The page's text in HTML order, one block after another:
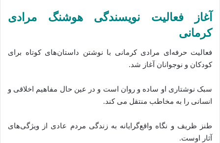
آغاز فعالیت نویسندگی هوشنگ مرادی
کرمانی
فعالیت حرفه‌ای مرادی کرمانی با نوشتن داستان‌های کوتاه برای
کودکان و نوجوانان آغاز شد.
سبک نوشتاری او ساده و روان است و در عین حال مفاهیم اخلاقی و
انسانی را به مخاطب منتقل می‌ کند.
طنز ظریف و نگاه واقع‌گرایانه به زندگی مردم عادی از ویژگی‌های
آثار اوست.